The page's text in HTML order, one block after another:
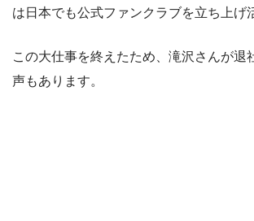
は日本でも公式ファンクラブを立ち上げ
この大仕事を終えたため、滝沢さんが退
声もあります。